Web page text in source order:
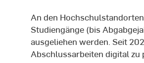
An den
Studiengänge (bis
ausgeliehen werden. Seit
Abschlussarbeiten digital zu